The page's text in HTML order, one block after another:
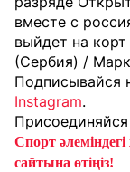
вместе с
выйдет на
(Сербия) /
Подписывайся
Instagram.
Спорт
сайтына өтіңіз!